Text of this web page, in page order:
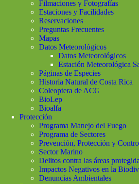
Filmaciones y Fotografías
Estaciones y Facilidades
Reservaciones
Preguntas Frecuentes
Mapas
Datos Meteorológicos
Datos Meteorológicos
Estación Meteorológica
Páginas de Especies
Historia Natural de Costa Rica
Coleoptera de ACG
BioLep
Bioalfa
Protección
Programa Manejo del Fuego
Programa de Sectores
Prevención, Protección y
Sector Marino
Delitos contra las áreas
Impactos Negativos en la
Denuncias Ambientales